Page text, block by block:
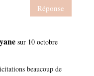
Réponse
sur 10 octobre
beaucoup de